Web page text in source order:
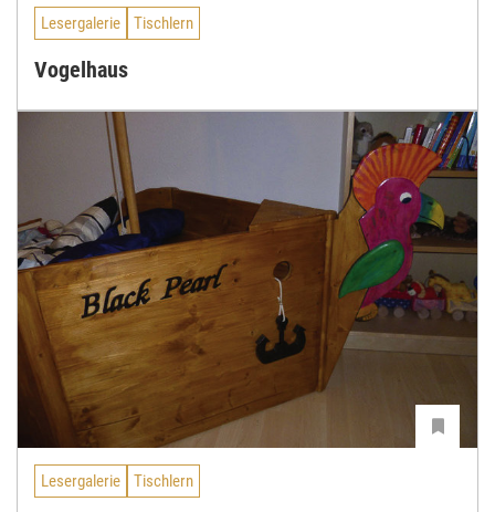
Lesergalerie Tischlern
Vogelhaus
Lesergalerie Tischlern